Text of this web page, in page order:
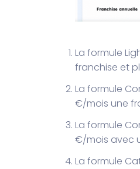
La formule
franchise et
La formule
€/mois une
La formule
€/mois avec
La formule